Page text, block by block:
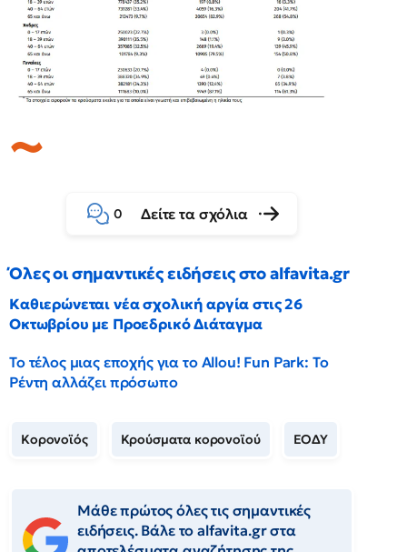
0 Δείτε τα σχόλια
Όλες οι σημαντικές ειδήσεις στο alfavita.gr
Καθιερώνεται νέα σχολική αργία στις 26
Οκτωβρίου με Προεδρικό Διάταγμα
Το τέλος μιας εποχής για το Allou! Fun Park: Το
Ρέντη αλλάζει πρόσωπο
Κορονοϊός Κρούσματα κορονοϊού ΕΟΔΥ
Μάθε πρώτος όλες τις σημαντικές
ειδήσεις. Βάλε το alfavita.gr στα